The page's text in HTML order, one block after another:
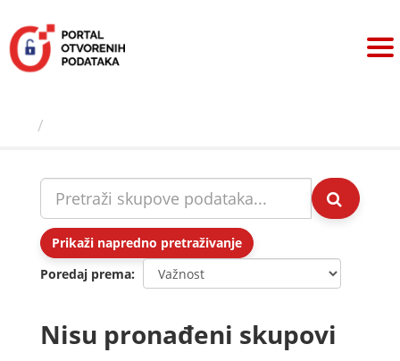
sadržaj
Prikaži napredno pretraživanje
Poredaj prema
Nisu pronađeni skupovi